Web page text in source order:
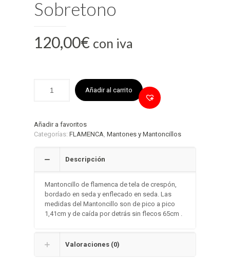
Sobretono
120,00€ con iva
Añadir al carrito
Añadir a favoritos
Categorías: FLAMENCA Mantones y Mantoncillos
Descripción
Mantoncillo de flamenca de tela de crespón,
bordado en seda y enflecado en seda. Las
medidas del Mantoncillo son de pico a pico
1,41cm y de caída por detrás sin flecos 65cm .
Valoraciones (0)